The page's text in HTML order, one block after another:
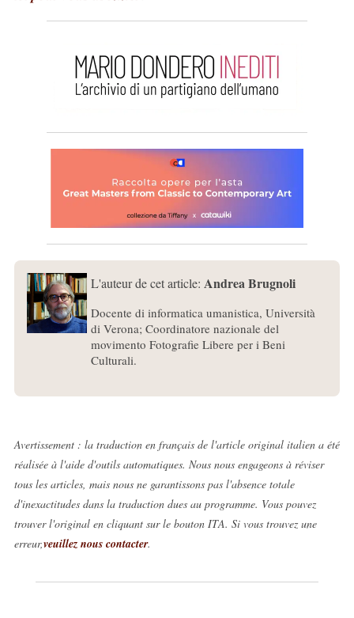
L'auteur de cet article: Andrea Brugnoli
Docente di informatica umanistica, Università
di Verona; Coordinatore nazionale del
movimento Fotografie Libere per i Beni
Culturali.
Avertissement : la traduction en français de l'article original italien a été
réalisée à l'aide d'outils automatiques. Nous nous engageons à réviser
tous les articles, mais nous ne garantissons pas l'absence totale
d'inexactitudes dans la traduction dues au programme. Vous pouvez
trouver l'original en cliquant sur le bouton ITA. Si vous trouvez une
erreur,veuillez nous contacter.